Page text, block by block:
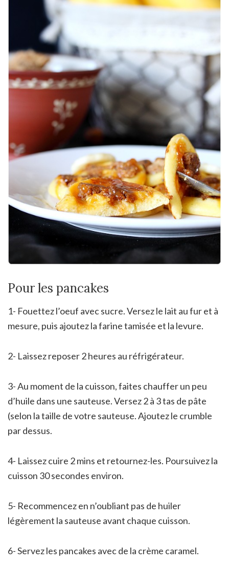
Pour les pancakes
1- Fouettez l’oeuf avec sucre. Versez le lait au fur et à
mesure, puis ajoutez la farine tamisée et la levure.
2- Laissez reposer 2 heures au réfrigérateur.
3- Au moment de la cuisson, faites chauffer un peu
d’huile dans une sauteuse. Versez 2 à 3 tas de pâte
(selon la taille de votre sauteuse. Ajoutez le crumble
par dessus.
4- Laissez cuire 2 mins et retournez-les. Poursuivez la
cuisson 30 secondes environ.
5- Recommencez en n’oubliant pas de huiler
légèrement la sauteuse avant chaque cuisson.
6- Servez les pancakes avec de la crème caramel.